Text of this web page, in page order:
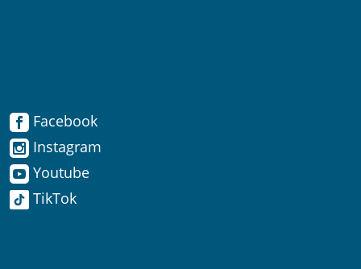
Instagram
Youtube
Facebook
Instagram
Youtube
TikTok